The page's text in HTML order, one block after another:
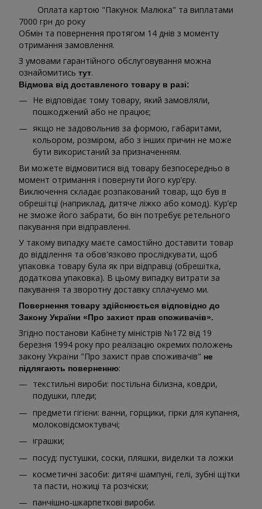
Оплата картою "Пакунок Малюка" та виплатами
7000 грн до року
Обмін та повернення протягом 14 днів з моменту
отримання замовлення.
З умовами гарантійного обслуговування можна
ознайомитись тут.
Відмова від доставленого товару в разі:
Не відповідає тому товару, який замовляли,
пошкоджений або не працює;
якщо не задовольнив за формою, габаритами,
кольором, розміром, або з інших причин не може
бути використаний за призначенням.
Ви можете відмовитися від товару безпосередньо в
момент отримання і повернути його кур’єру.
Виключення складає розпакований товар, що був в
обрешітці (наприклад, дитяче ліжко або комод). Кур’єр
не зможе його забрати, бо він потребує ретельного
пакування при відправленні.
У такому випадку маєте самостійно доставити товар
до відділення та обов'язково прослідкувати, щоб
упаковка товару була як при відправці (обрешітка,
додаткова упаковка). В цьому випадку витрати за
пакування та зворотну доставку сплачуємо ми.
Повернення товару здійснюється відповідно до
Закону України «Про захист прав споживачів».
Згідно постанови Кабінету міністрів №172 від 19
березня 1994 року про реалізацію окремих положень
закону України "Про захист прав споживачів" не
підлягають поверненню:
текстильні вироби: постільна білизна, ковдри,
подушки, пледи;
предмети гігієни: ванни, горщики, гірки для купання,
молоковідсмоктувачі;
іграшки;
посуд: пустушки, соски, пляшки, виделки та ложки
косметичні засоби: дитячі шампуні, гелі, зубні щітки
та пасти, ножиці та розчіски;
панчішно-шкарпеткові вироби.